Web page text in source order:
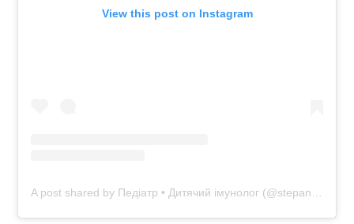
View this post on Instagram